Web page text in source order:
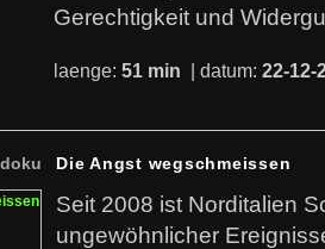
Gerechtigkeit und
laenge: 51 min | datum: 22-12-
doku Die Angst wegschmeissen
Seit 2008 ist Norditalien
ungewöhnlicher